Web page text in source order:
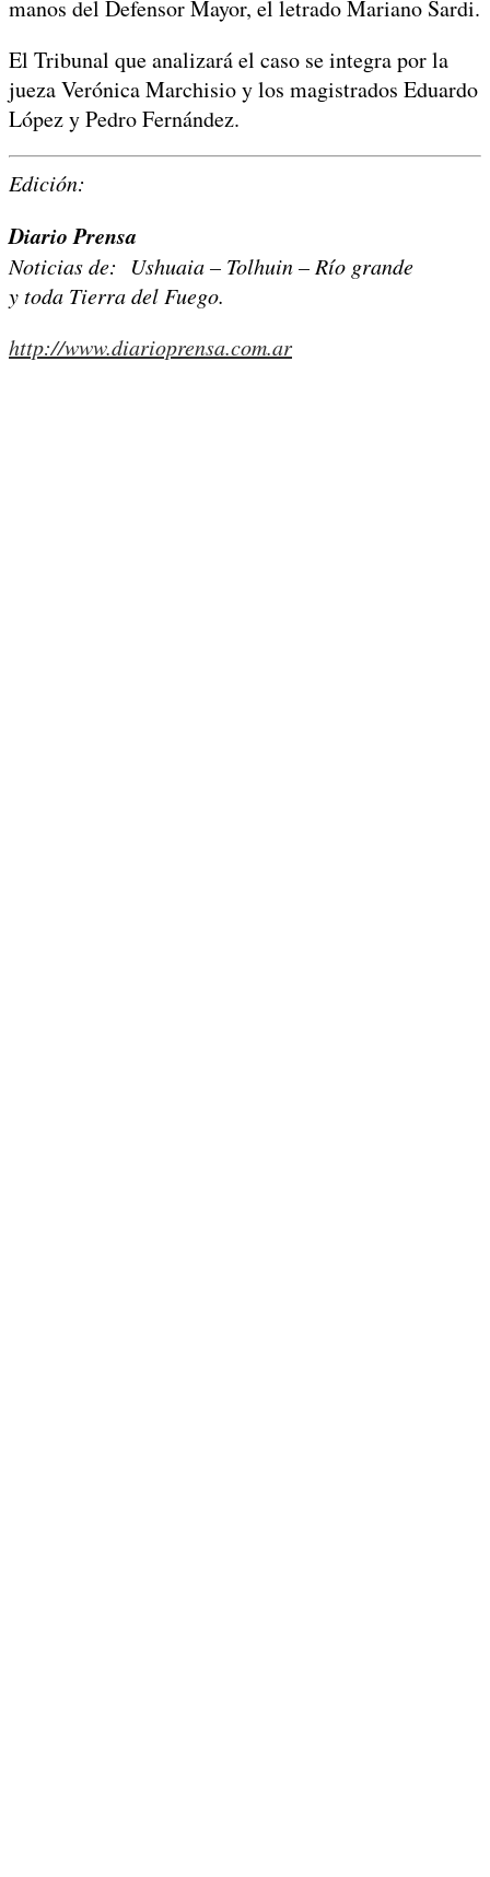
manos del Defensor Mayor, el letrado Mariano Sardi.
El Tribunal que analizará el caso se integra por la
jueza Verónica Marchisio y los magistrados Eduardo
López y Pedro Fernández.
Edición:
Diario Prensa
Noticias de: Ushuaia – Tolhuin – Río grande
y toda Tierra del Fuego.
http://www.diarioprensa.com.ar